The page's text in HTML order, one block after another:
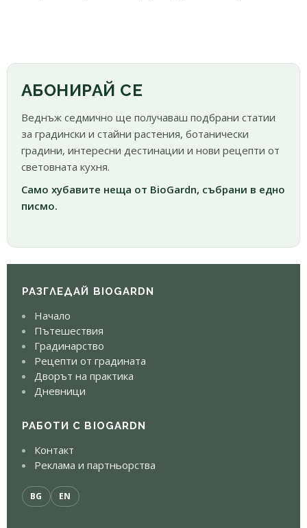
АБОНИРАЙ СЕ
Веднъж седмично ще получаваш подбрани статии
за градински и стайни растения, ботанически
градини, интересни дестинации и нови рецепти от
световната кухня.
Само хубавите неща от BioGardn, събрани в едно
писмо.
РАЗГЛЕДАЙ BIOGARDN
Начало
Пътешествия
Градинарство
Рецепти от градината
Дворът на практика
Дневници
РАБОТИ С BIOGARDN
Контакт
Реклама и партньорства
BG EN